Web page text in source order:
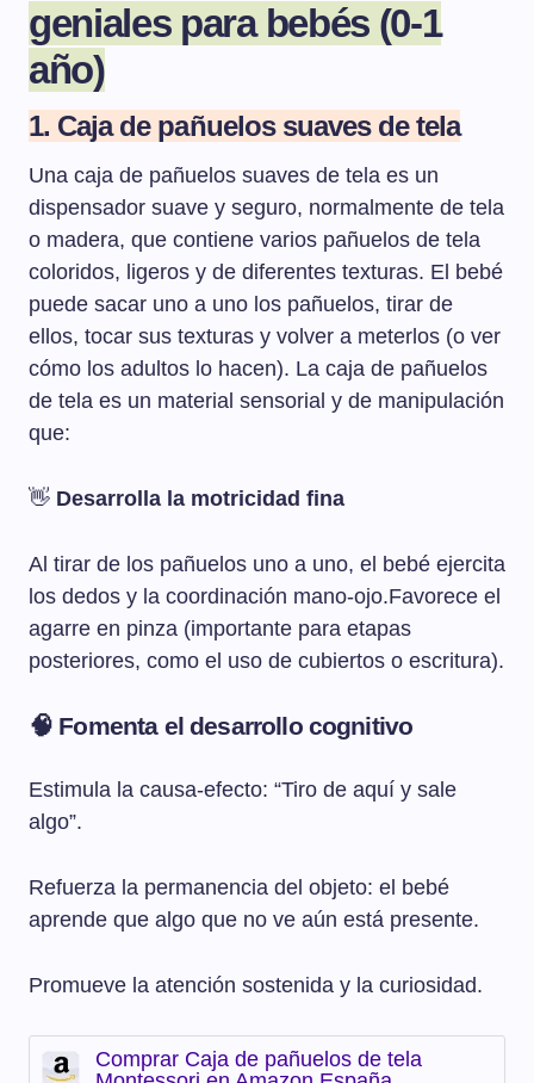
geniales para bebés (0-1
año)
1. Caja de pañuelos suaves de tela
Una caja de pañuelos suaves de tela es un
dispensador suave y seguro, normalmente de tela
o madera, que contiene varios pañuelos de tela
coloridos, ligeros y de diferentes texturas. El bebé
puede sacar uno a uno los pañuelos, tirar de
ellos, tocar sus texturas y volver a meterlos (o ver
cómo los adultos lo hacen). La caja de pañuelos
de tela es un material sensorial y de manipulación
que:
👋 Desarrolla la motricidad fina
Al tirar de los pañuelos uno a uno, el bebé ejercita
los dedos y la coordinación mano-ojo.Favorece el
agarre en pinza (importante para etapas
posteriores, como el uso de cubiertos o escritura).
🧠 Fomenta el desarrollo cognitivo
Estimula la causa-efecto: “Tiro de aquí y sale
algo”.
Refuerza la permanencia del objeto: el bebé
aprende que algo que no ve aún está presente.
Promueve la atención sostenida y la curiosidad.
Comprar Caja de pañuelos de tela